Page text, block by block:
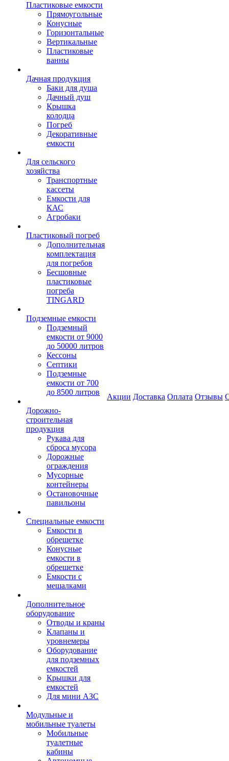
Пластиковые емкости
Прямоугольные
Конусные
Горизонтальные
Вертикальные
Пластиковые
ванны
Дачная продукция
Баки для душа
Дачный душ
Крышка
колодца
Погреб
Декоративные
емкости
Для сельского
хозяйства
Транспортные
кассеты
Емкости для
КАС
Агробаки
Пластиковый погреб
Дополнительная
комплектация
для погребов
Бесшовные
пластиковые
погреба
TINGARD
Подземные емкости
Подземный
емкости от 9000
до 50000 литров
Кессоны
Септики
Подземные
емкости от 700
до 8500 литров
Дорожно-
строительная
продукция
Рукава для
сброса мусора
Дорожные
ограждения
Мусорные
контейнеры
Остановочные
павильоны
Специальные емкости
Емкости в
обрешетке
Конусные
емкости в
обрешетке
Емкости с
мешалками
Дополнительное
оборудование
Отводы и краны
Клапаны и
уровнемеры
Оборудование
для подземных
емкостей
Крышки для
емкостей
Для мини АЗС
Модульные и
мобильные туалеты
Мобильные
туалетные
кабины
Акции Доставка Оплата Отзывы